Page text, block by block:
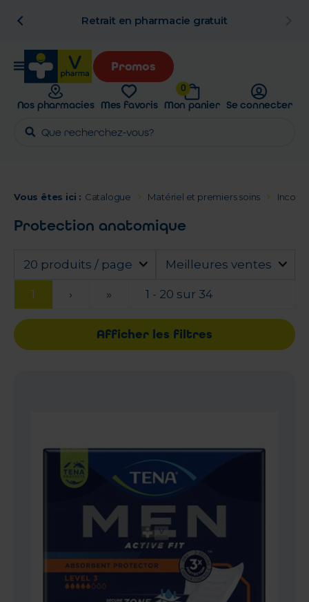
Retrait en pharmacie gratuit
Promos
Nos pharmacies Mes favoris
0
Mon panier Se connecter
Vous êtes ici : Catalogue Matériel et premiers soins
Protection anatomique
20 produits / page Meilleures ventes
1 › » 1 - 20 sur 34
Afficher les filtres